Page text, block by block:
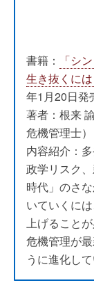
書籍：
「シ
生き抜くには
年1月20日発
著者：根来
危機管理士）
内容紹介：
政学リスク
時代」のさ
いていくに
上げること
危機管理が
うに進化し